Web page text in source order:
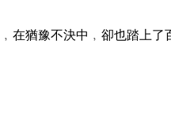
在猶豫不決中﹐卻也踏上